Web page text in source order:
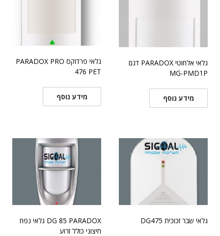
גלאי אלחוטי PARADOX דגם
MG-PMD1P
מידע נוסף
גלאי פרדוקס PARADOX PRO
476 PET
מידע נוסף
גלאי שבר זכוכית DG475
DG 85 PARADOX גלאי נפח
חיצוני כולל זרוע